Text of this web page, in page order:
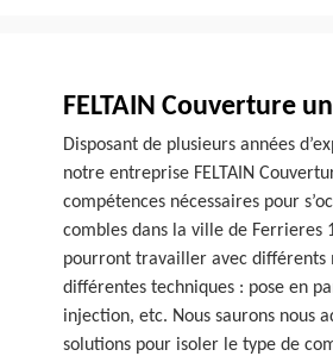
FELTAIN Couverture
Disposant de plusieurs années
notre entreprise FELTAIN
compétences nécessaires pour
combles dans la ville de Ferrieres
pourront travailler avec différents
différentes techniques : pose en
injection, etc. Nous saurons nous
solutions pour isoler le type de